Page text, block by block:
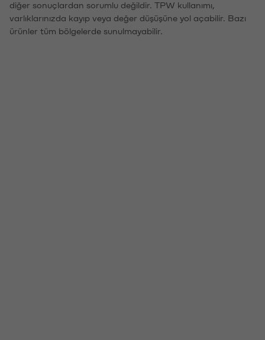
diğer sonuçlardan sorumlu değildir. TPW kullanımı,
varlıklarınızda kayıp veya değer düşüşüne yol açabilir. Bazı
ürünler tüm bölgelerde sunulmayabilir.